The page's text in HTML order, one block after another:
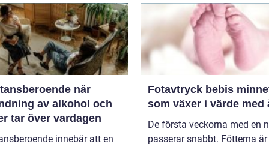
när
av alkohol och
tar över vardagen
innebär att en
Fotavtryck bebis minnet
som växer i värde med
De första veckorna med en
passerar snabbt. Fötterna är